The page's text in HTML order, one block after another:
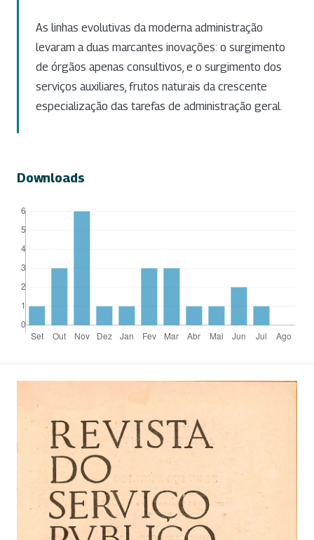
As linhas evolutivas da moderna administração
levaram a duas marcantes inovações: o surgimento
de órgãos apenas consultivos, e o surgimento dos
serviços auxiliares, frutos naturais da crescente
especialização das tarefas de administração geral.
Downloads